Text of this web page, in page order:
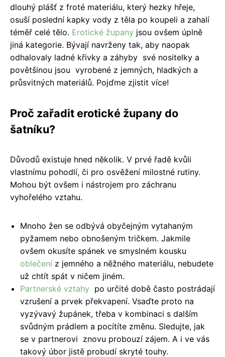
dlouhý plášť z froté materiálu, který hezky hřeje,
osuší poslední kapky vody z těla po koupeli a zahalí
téměř celé tělo. Erotické župany jsou ovšem úplně
jiná kategorie. Bývají navrženy tak, aby naopak
odhalovaly ladné křivky a záhyby své nositelky a
povětšinou jsou vyrobené z jemných, hladkých a
průsvitných materiálů. Pojďme zjistit více!
Proč zařadit erotické župany do
šatníku?
Důvodů existuje hned několik. V prvé řadě kvůli
vlastnímu pohodlí, či pro osvěžení milostné rutiny.
Mohou být ovšem i nástrojem pro záchranu
vyhořelého vztahu.
Mnoho žen se odbývá obyčejným vytahaným
pyžamem nebo obnošeným tričkem. Jakmile
ovšem okusíte spánek ve smyslném kousku
oblečení z jemného a něžného materiálu, nebudete
už chtít spát v ničem jiném.
Partnerské vztahy po určité době často postrádají
vzrušení a prvek překvapení. Vsaďte proto na
vyzývavý župánek, třeba v kombinaci s dalším
svůdným prádlem a pocítíte změnu. Sledujte, jak
se v partnerovi znovu probouzí zájem. A i ve vás
takový úbor jistě probudí skryté touhy.